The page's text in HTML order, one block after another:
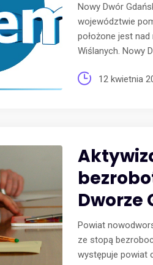
Nowy Dwór
województwie
położone jest
Wiślanych. Nowy
12 kwietnia
Dworze
Powiat
ze stopą
występuje powiat